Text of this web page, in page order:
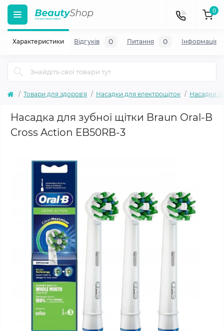
0
Товари для здоровʼя Насадки для електрощіток Насадки
Насадка для зубної щітки Braun Oral-B
Cross Action EB50RB-3
Характеристики Відгуків 0 Питання 0 Iнформація